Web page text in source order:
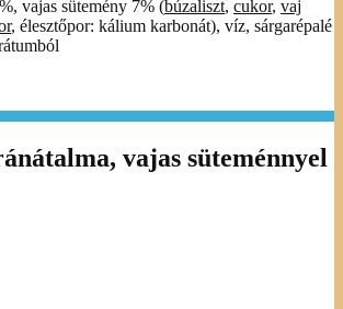
vajas sütemény 7% (búzaliszt, cukor, vaj
, élesztőpor: kálium karbonát), víz, sárgarépalé
vajas süteménnyel